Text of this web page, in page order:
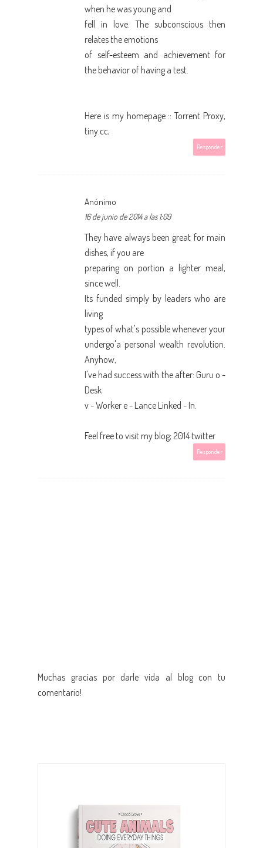
when he was young and
fell in love. The subconscious then
relates the emotions
of self-esteem and achievement for
the behavior of having a test.
Here is my homepage :: Torrent Proxy,
tiny.cc,
Responder
Anónimo
16 de junio de 2014 a las 1:09
They have always been great for main
dishes, if you are
preparing on portion a lighter meal,
since well.
Its funded simply by leaders who are
living
types of what's possible whenever your
undergo'a personal wealth revolution.
Anyhow,
I've had success with the after: Guru o -
Desk
v - Worker e - Lance Linked - In.
Feel free to visit my blog; 2014 twitter
Responder
Muchas gracias por darle vida al blog con tu
comentario!